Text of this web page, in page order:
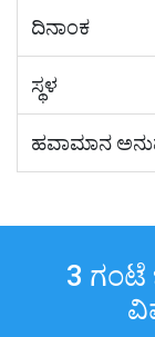
ದಿನಾಂಕ
ಸ್ಥಳ
ಹವಾಮಾನ
3